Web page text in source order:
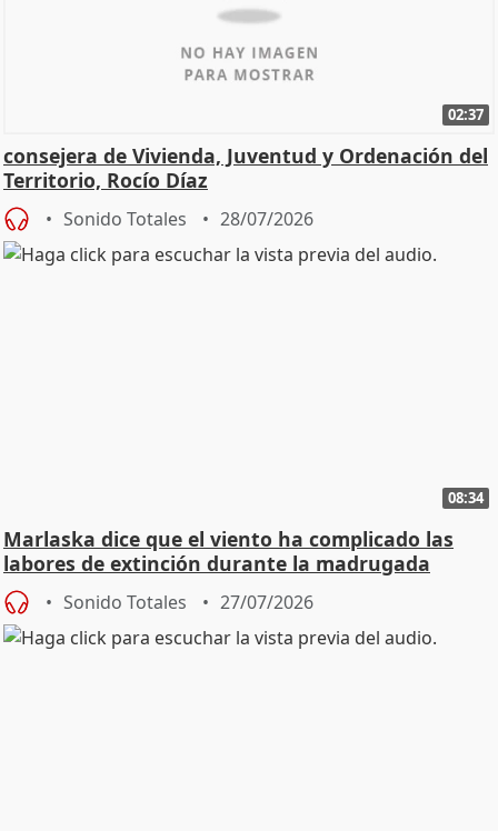
02:37
consejera de Vivienda, Juventud y Ordenación del
Territorio, Rocío Díaz
Sonido Totales 28/07/2026
08:34
Marlaska dice que el viento ha complicado las
labores de extinción durante la madrugada
Sonido Totales 27/07/2026